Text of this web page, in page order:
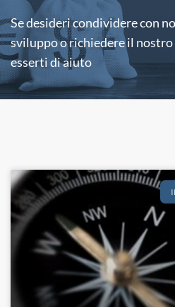
Se desideri condividere con
sviluppo o richiedere il
esserti di aiuto